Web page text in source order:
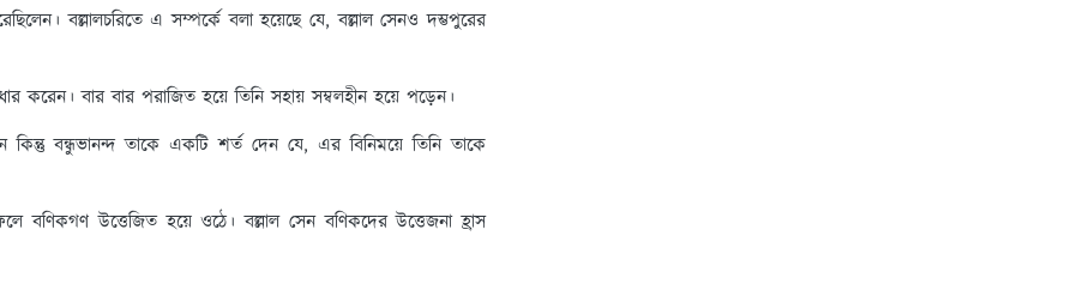
বল্লালচরিতে এ সম্পর্কে বলা হয়েছে যে, বল্লাল সেনও দম্ভপুরের
করেন। বার বার পরাজিত হয়ে তিনি সহায় সম্বলহীন হয়ে পড়েন।
কিন্তু বন্ধুভানন্দ তাকে একটি শর্ত দেন যে, এর বিনিময়ে তিনি তাকে
বণিকগণ উত্তেজিত হয়ে ওঠে। বল্লাল সেন বণিকদের উত্তেজনা হ্রাস